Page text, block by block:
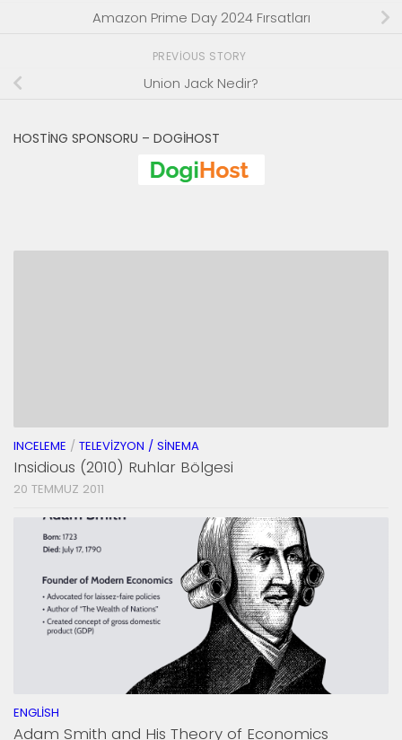
Amazon Prime Day 2024 Fırsatları
PREVIOUS STORY
Union Jack Nedir?
HOSTING SPONSORU – DOGIHOST
INCELEME / TELEVIZYON / SINEMA
Insidious (2010) Ruhlar Bölgesi
20 TEMMUZ 2011
ENGLISH
Adam Smith and His Theory of Economics